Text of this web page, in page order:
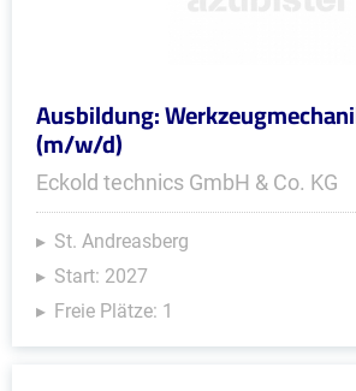
Ausbildung:
(m/w/d)
Eckold technics GmbH & Co. KG
St. Andreasberg
Start: 2027
Freie Plätze: 1